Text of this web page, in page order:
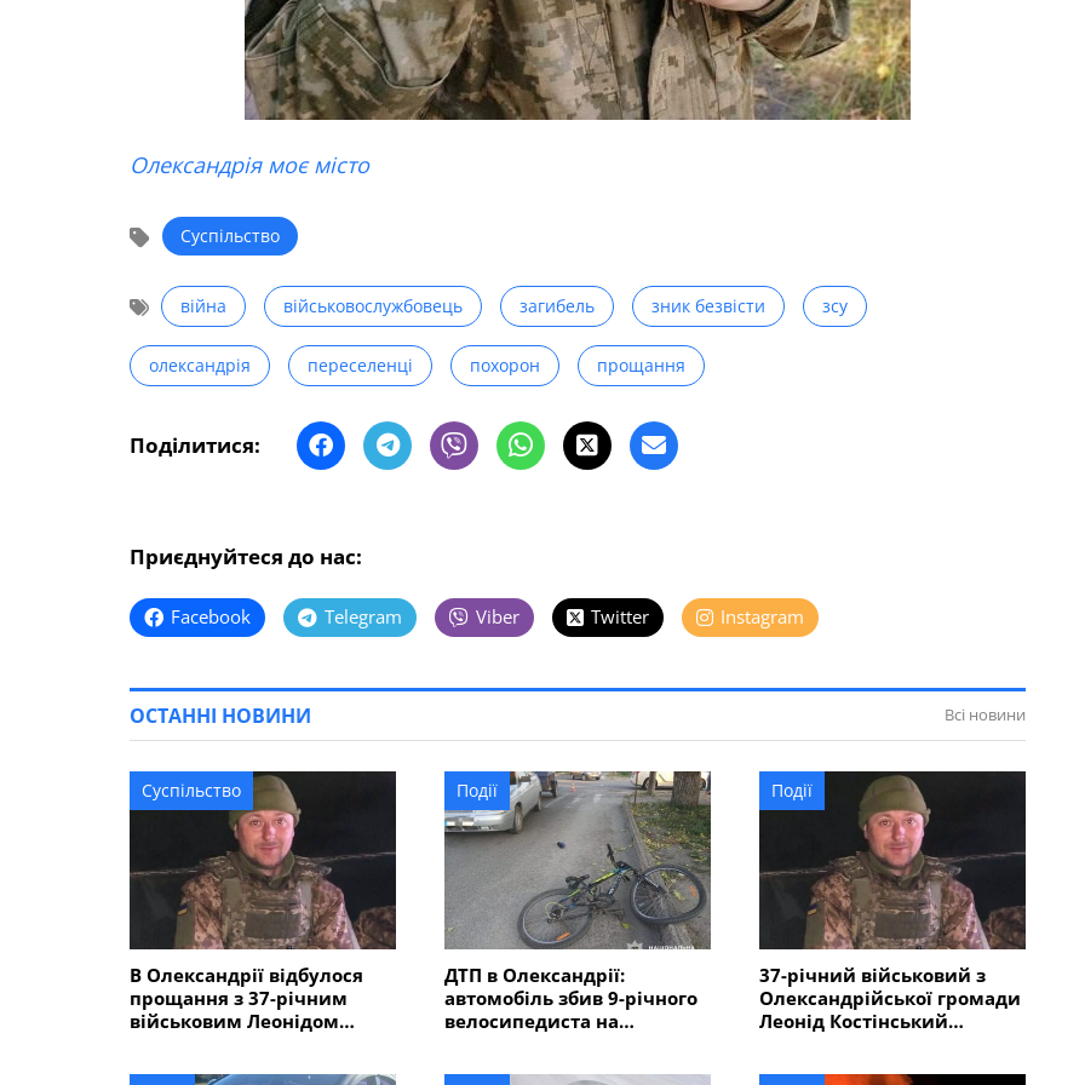
Олександрія моє місто
Суспільство
війна військовослужбовець загибель зник безвісти зсу
олександрія переселенці похорон прощання
Поділитися:
Приєднуйтеся до нас:
Facebook Telegram Viber Twitter Instagram
ОСТАННІ НОВИНИ Всі новини
Суспільство
В Олександрії відбулося
прощання з 37-річним
військовим Леонідом
Події
ДТП в Олександрії:
автомобіль збив 9-річного
велосипедиста на
Події
37-річний військовий з
Олександрійської громади
Леонід Костінський